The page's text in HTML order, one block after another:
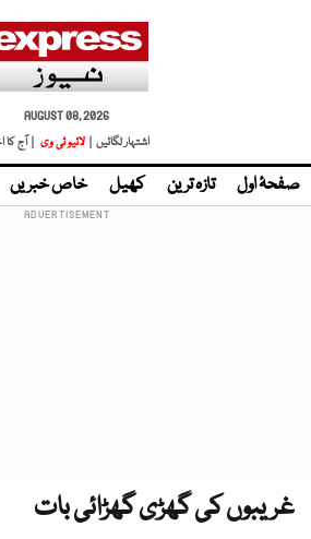
AUGUST 08, 2026
اشتہار لگائیں |
لائیو ٹی وی | آج کا
صفحۂ اول تازہ ترین کھیل خاص خبریں
غریبوں کی گھڑی گھڑائی بات